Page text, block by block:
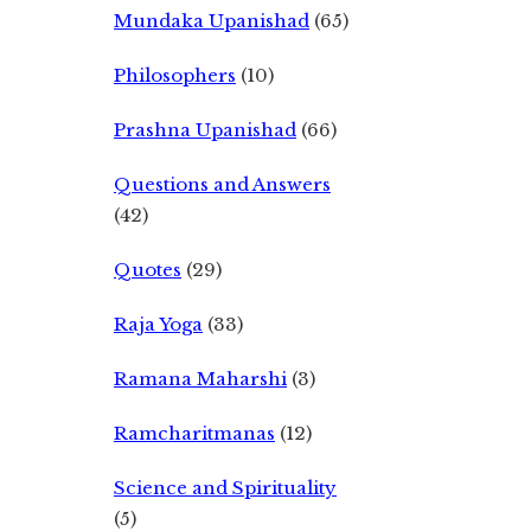
Mundaka Upanishad (65)
Philosophers (10)
Prashna Upanishad (66)
Questions and Answers
(42)
Quotes (29)
Raja Yoga (33)
Ramana Maharshi (3)
Ramcharitmanas (12)
Science and Spirituality
(5)